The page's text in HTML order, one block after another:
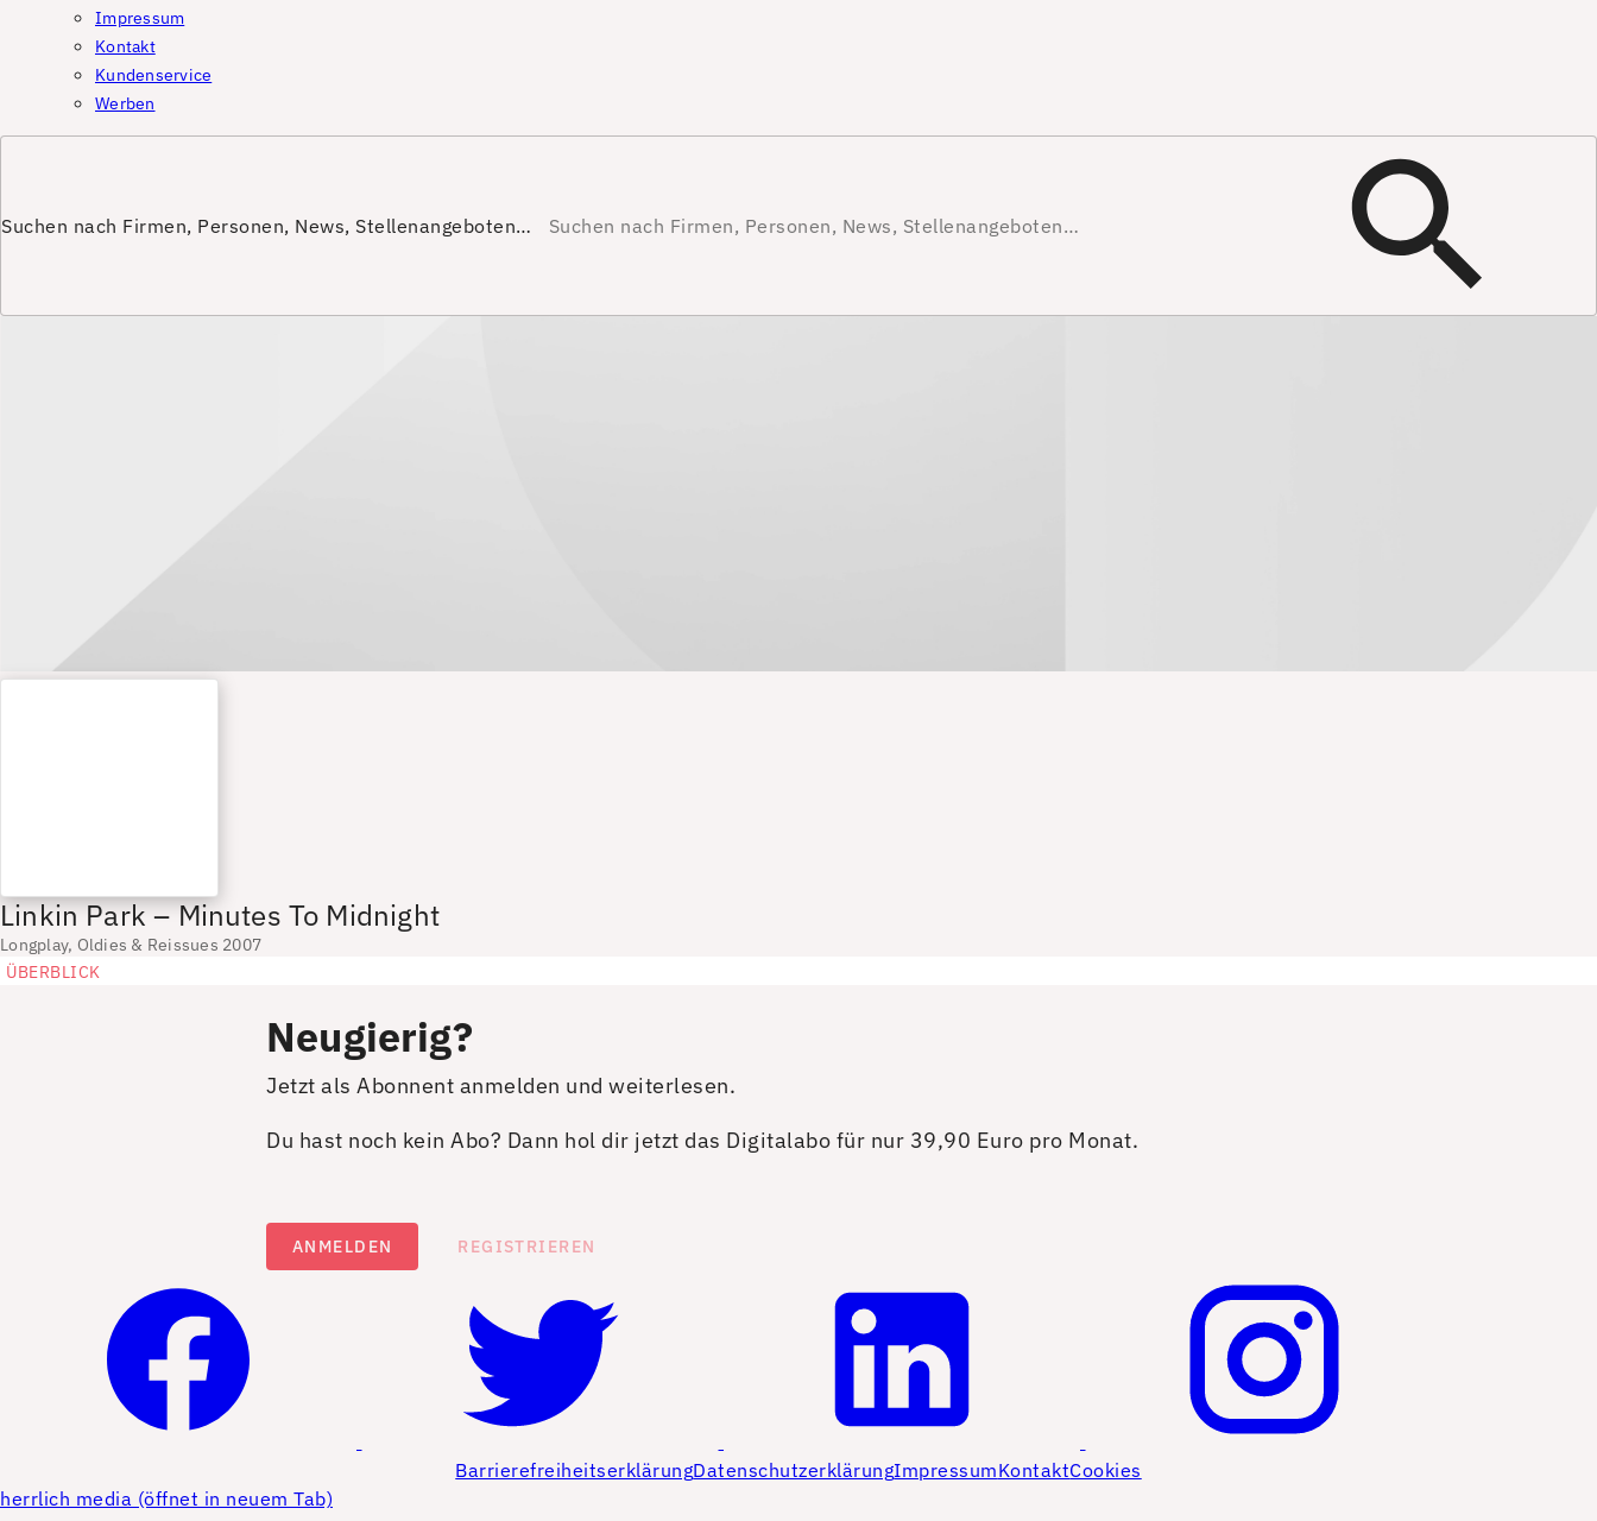
Impressum
Kontakt
Kundenservice
Werben
Suchen nach Firmen, Personen, News, Stellenangeboten…
Linkin Park – Minutes To Midnight
Longplay, Oldies & Reissues 2007
ÜBERBLICK
Neugierig?
Jetzt als Abonnent anmelden und weiterlesen.
Du hast noch kein Abo? Dann hol dir jetzt das Digitalabo für nur 39,90 Euro pro Monat.
ANMELDEN REGISTRIEREN
BarrierefreiheitserklärungDatenschutzerklärungImpressumKontaktCookies
herrlich media (öffnet in neuem Tab)